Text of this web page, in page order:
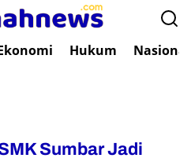
Hukum Nasional
Sumbar Jadi